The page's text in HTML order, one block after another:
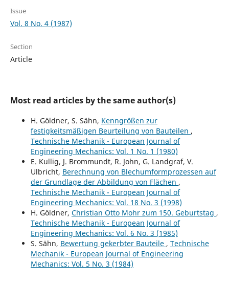
Issue
Vol. 8 No. 4 (1987)
Section
Article
Most read articles by the same author(s)
H. Göldner, S. Sähn, Kenngrößen zur
festigkeitsmäßigen Beurteilung von Bauteilen ,
Technische Mechanik - European Journal of
Engineering Mechanics: Vol. 1 No. 1 (1980)
E. Kullig, J. Brommundt, R. John, G. Landgraf, V.
Ulbricht, Berechnung von Blechumformprozessen auf
der Grundlage der Abbildung von Flächen ,
Technische Mechanik - European Journal of
Engineering Mechanics: Vol. 18 No. 3 (1998)
H. Göldner, Christian Otto Mohr zum 150. Geburtstag ,
Technische Mechanik - European Journal of
Engineering Mechanics: Vol. 6 No. 3 (1985)
S. Sähn, Bewertung gekerbter Bauteile , Technische
Mechanik - European Journal of Engineering
Mechanics: Vol. 5 No. 3 (1984)